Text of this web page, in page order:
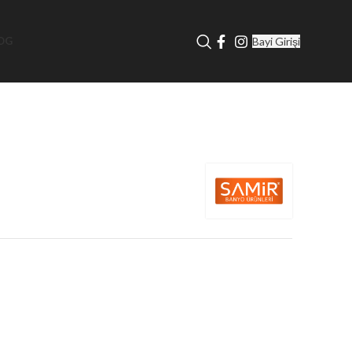
Bayi Girişi